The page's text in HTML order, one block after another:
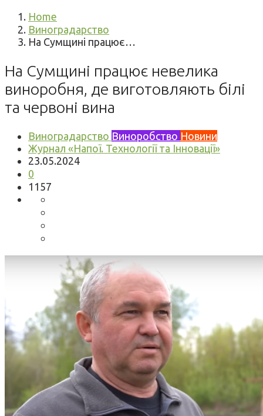
Home
Виноградарство
На Сумщині працює…
На Сумщині працює невелика
виноробня, де виготовляють білі
та червоні вина
Виноградарство Виноробство Новини
Журнал «Напої. Технології та Інновації»
23.05.2024
0
1157